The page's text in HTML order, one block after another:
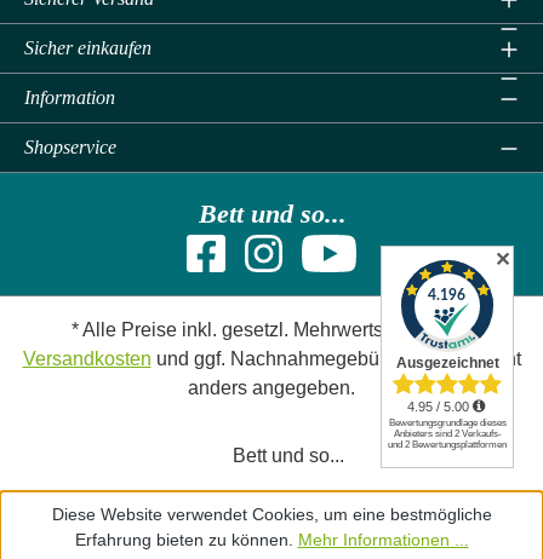
Sicher einkaufen
Bett und so...
Information
Shopservice
* Alle Preise inkl. gesetzl. Mehrwertsteuer zzgl.
Versandkosten und ggf. Nachnahmegebühren, wenn nicht
anders angegeben.
Bett und so...
Diese Website verwendet Cookies, um eine bestmögliche
Erfahrung bieten zu können. Mehr Informationen ...
✕